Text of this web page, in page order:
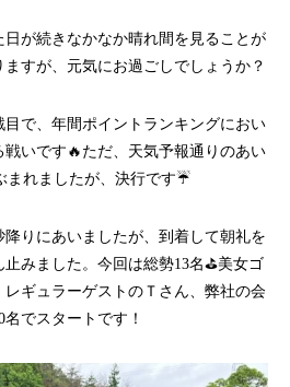
が続きなかなか晴れ間を見ることが
すが、元気にお過ごしでしょうか？
で、年間ポイントランキングにおい
いです🔥ただ、天気予報通りのあい
れましたが、決行です☔
りにあいましたが、到着して朝礼を
みました。今回は総勢13名⛳美女ゴ
ギュラーゲストのＴさん、弊社の会
でスタートです！